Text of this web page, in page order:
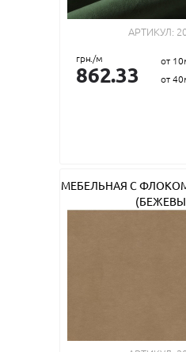
АРТИКУЛ:
грн./м
862.33
от
от
МЕБЕЛЬНАЯ С